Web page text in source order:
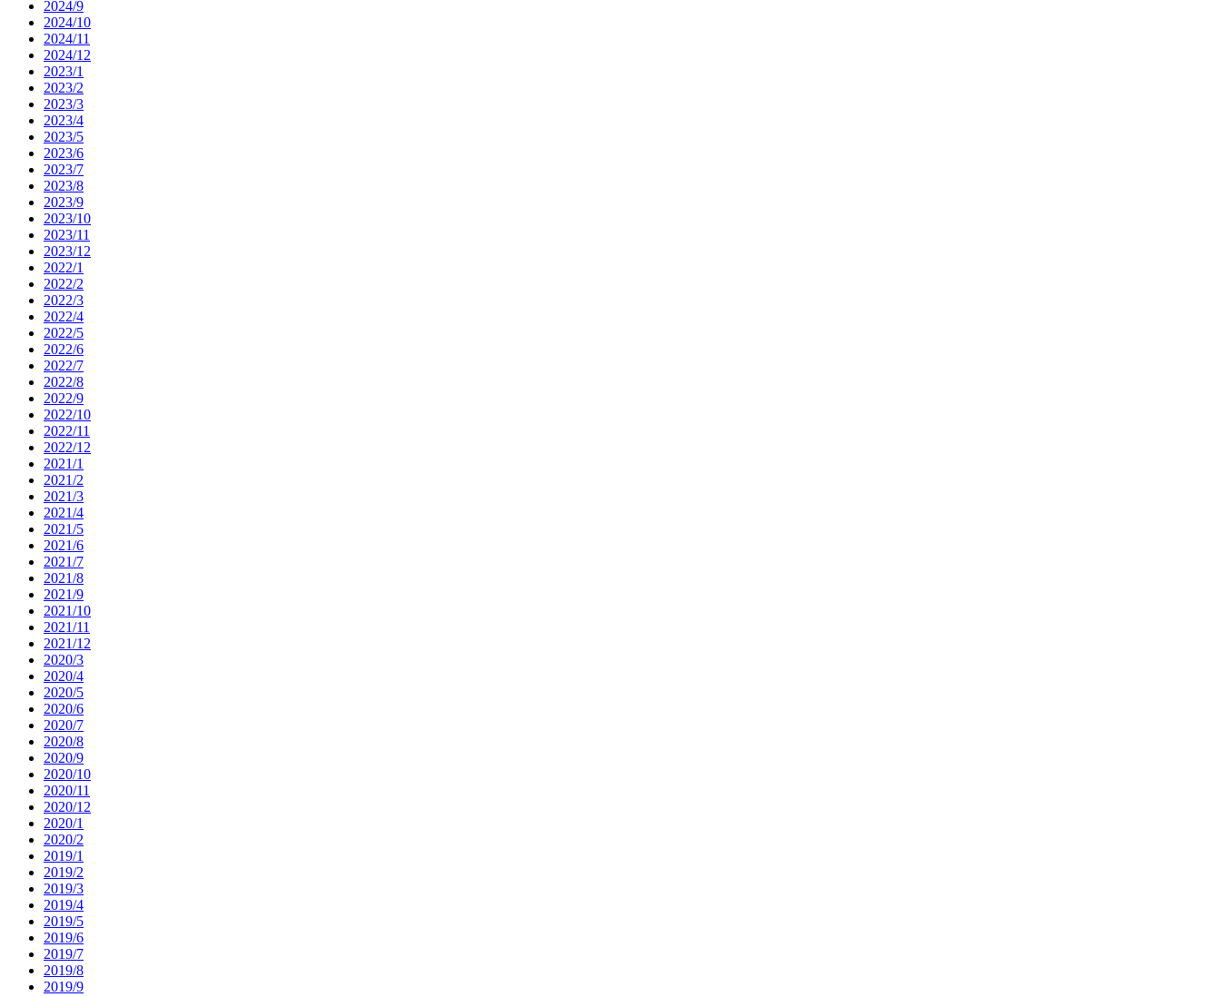
2024/9
2024/10
2024/11
2024/12
2023/1
2023/2
2023/3
2023/4
2023/5
2023/6
2023/7
2023/8
2023/9
2023/10
2023/11
2023/12
2022/1
2022/2
2022/3
2022/4
2022/5
2022/6
2022/7
2022/8
2022/9
2022/10
2022/11
2022/12
2021/1
2021/2
2021/3
2021/4
2021/5
2021/6
2021/7
2021/8
2021/9
2021/10
2021/11
2021/12
2020/3
2020/4
2020/5
2020/6
2020/7
2020/8
2020/9
2020/10
2020/11
2020/12
2020/1
2020/2
2019/1
2019/2
2019/3
2019/4
2019/5
2019/6
2019/7
2019/8
2019/9